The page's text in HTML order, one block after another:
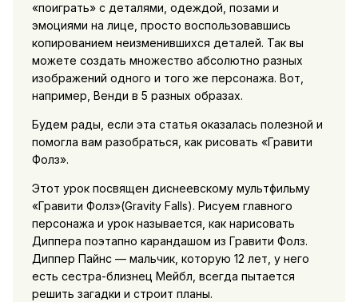
«поиграть» с деталями, одеждой, позами и
эмоциями на лице, просто воспользовавшись
копированием неизменившихся деталей. Так вы
можете создать множество абсолютно разных
изображений одного и того же персонажа. Вот,
например, Венди в 5 разных образах.
Будем рады, если эта статья оказалась полезной и
помогла вам разобраться, как рисовать «Гравити
Фолз».
Этот урок посвящен диснеевскому мультфильму
«Гравити Фолз»(Gravity Falls). Рисуем главного
персонажа и урок называется, как нарисовать
Диппера поэтапно карандашом из Гравити Фолз.
Диппер Пайнс — мальчик, которую 12 лет, у него
есть сестра-близнец Мейбл, всегда пытается
решить загадки и строит планы.